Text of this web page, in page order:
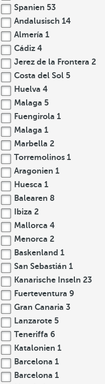
Spanien 53
Andalusisch 14
Almería 1
Cádiz 4
Jerez de la Frontera 2
Costa del Sol 5
Huelva 4
Malaga 5
Fuengirola 1
Malaga 1
Marbella 2
Torremolinos 1
Aragonien 1
Huesca 1
Balearen 8
Ibiza 2
Mallorca 4
Menorca 2
Baskenland 1
San Sebastián 1
Kanarische Inseln 23
Fuerteventura 9
Gran Canaria 3
Lanzarote 5
Teneriffa 6
Katalonien 1
Barcelona 1
Barcelona 1